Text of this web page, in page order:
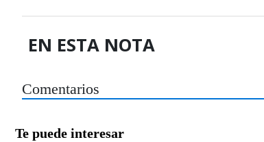
EN ESTA NOTA
Comentarios